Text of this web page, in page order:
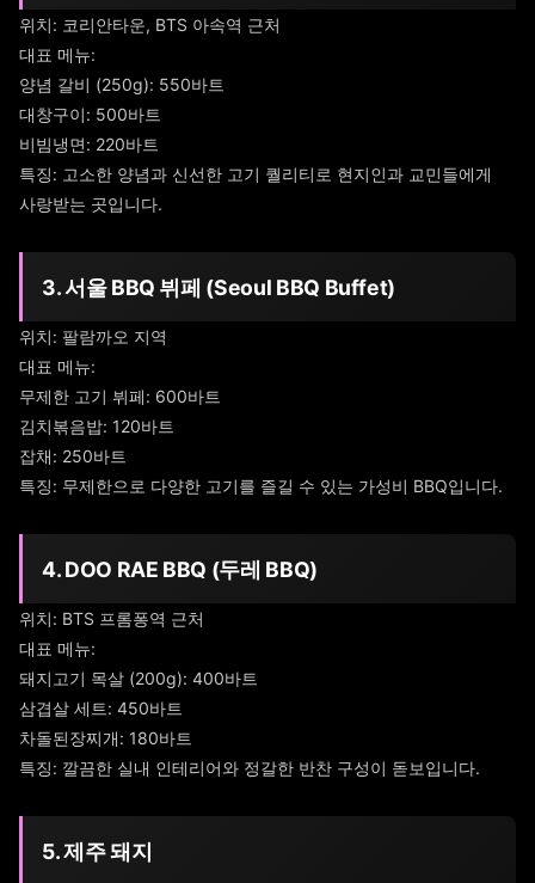
위치: 코리안타운, BTS 아속역 근처
대표 메뉴:
양념 갈비 (250g): 550바트
대창구이: 500바트
비빔냉면: 220바트
특징: 고소한 양념과 신선한 고기 퀄리티로 현지인과 교민들에게
사랑받는 곳입니다.
3. 서울 BBQ 뷔페 (Seoul BBQ Buffet)
위치: 팔람까오 지역
대표 메뉴:
무제한 고기 뷔페: 600바트
김치볶음밥: 120바트
잡채: 250바트
특징: 무제한으로 다양한 고기를 즐길 수 있는 가성비 BBQ입니다.
4. DOO RAE BBQ (두레 BBQ)
위치: BTS 프롬퐁역 근처
대표 메뉴:
돼지고기 목살 (200g): 400바트
삼겹살 세트: 450바트
차돌된장찌개: 180바트
특징: 깔끔한 실내 인테리어와 정갈한 반찬 구성이 돋보입니다.
5. 제주 돼지